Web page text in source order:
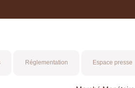
Réglementation Espace presse